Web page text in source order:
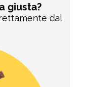
giusta?
dal